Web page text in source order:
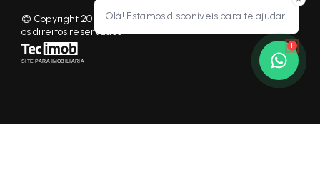
Olá! Estamos disponíveis para te ajudar.
1
© Copyright 2026 - KF NEGÓCIOS IMOBILIÁRIOS RP - Todos
os direitos reservados
SITE PARA IMOBILIARIA